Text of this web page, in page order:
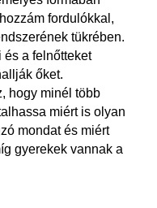
fordulókkal,
tükrében.
és a felnőtteket
őket.
hogy minél több
miért is olyan
mondat és miért
gyerekek vannak a